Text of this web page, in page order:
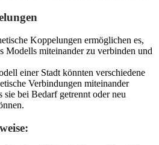
Koppelungen ermöglichen es,
Modells miteinander zu verbinden und
einer Stadt könnten verschiedene
Verbindungen miteinander
sie bei Bedarf getrennt oder neu